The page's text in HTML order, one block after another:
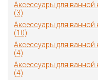
Аксессуары для ванной
(3)
Аксессуары для ванной
(10)
Аксессуары для ванной
(4)
Аксессуары для
(4)